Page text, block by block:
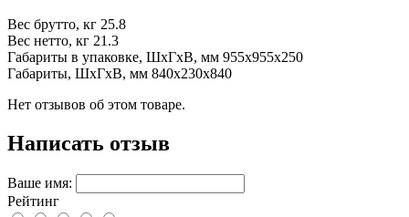
Вес брутто, кг 25.8
Вес нетто, кг 21.3
Габариты в упаковке, ШхГхВ, мм 955x955x250
Габариты, ШхГхВ, мм 840x230x840
Нет отзывов об этом товаре.
Написать отзыв
Ваше имя:
Рейтинг